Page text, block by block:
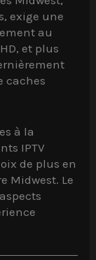
exige une
au
et plus
caches
à la
IPTV
de plus en
Midwest. Le